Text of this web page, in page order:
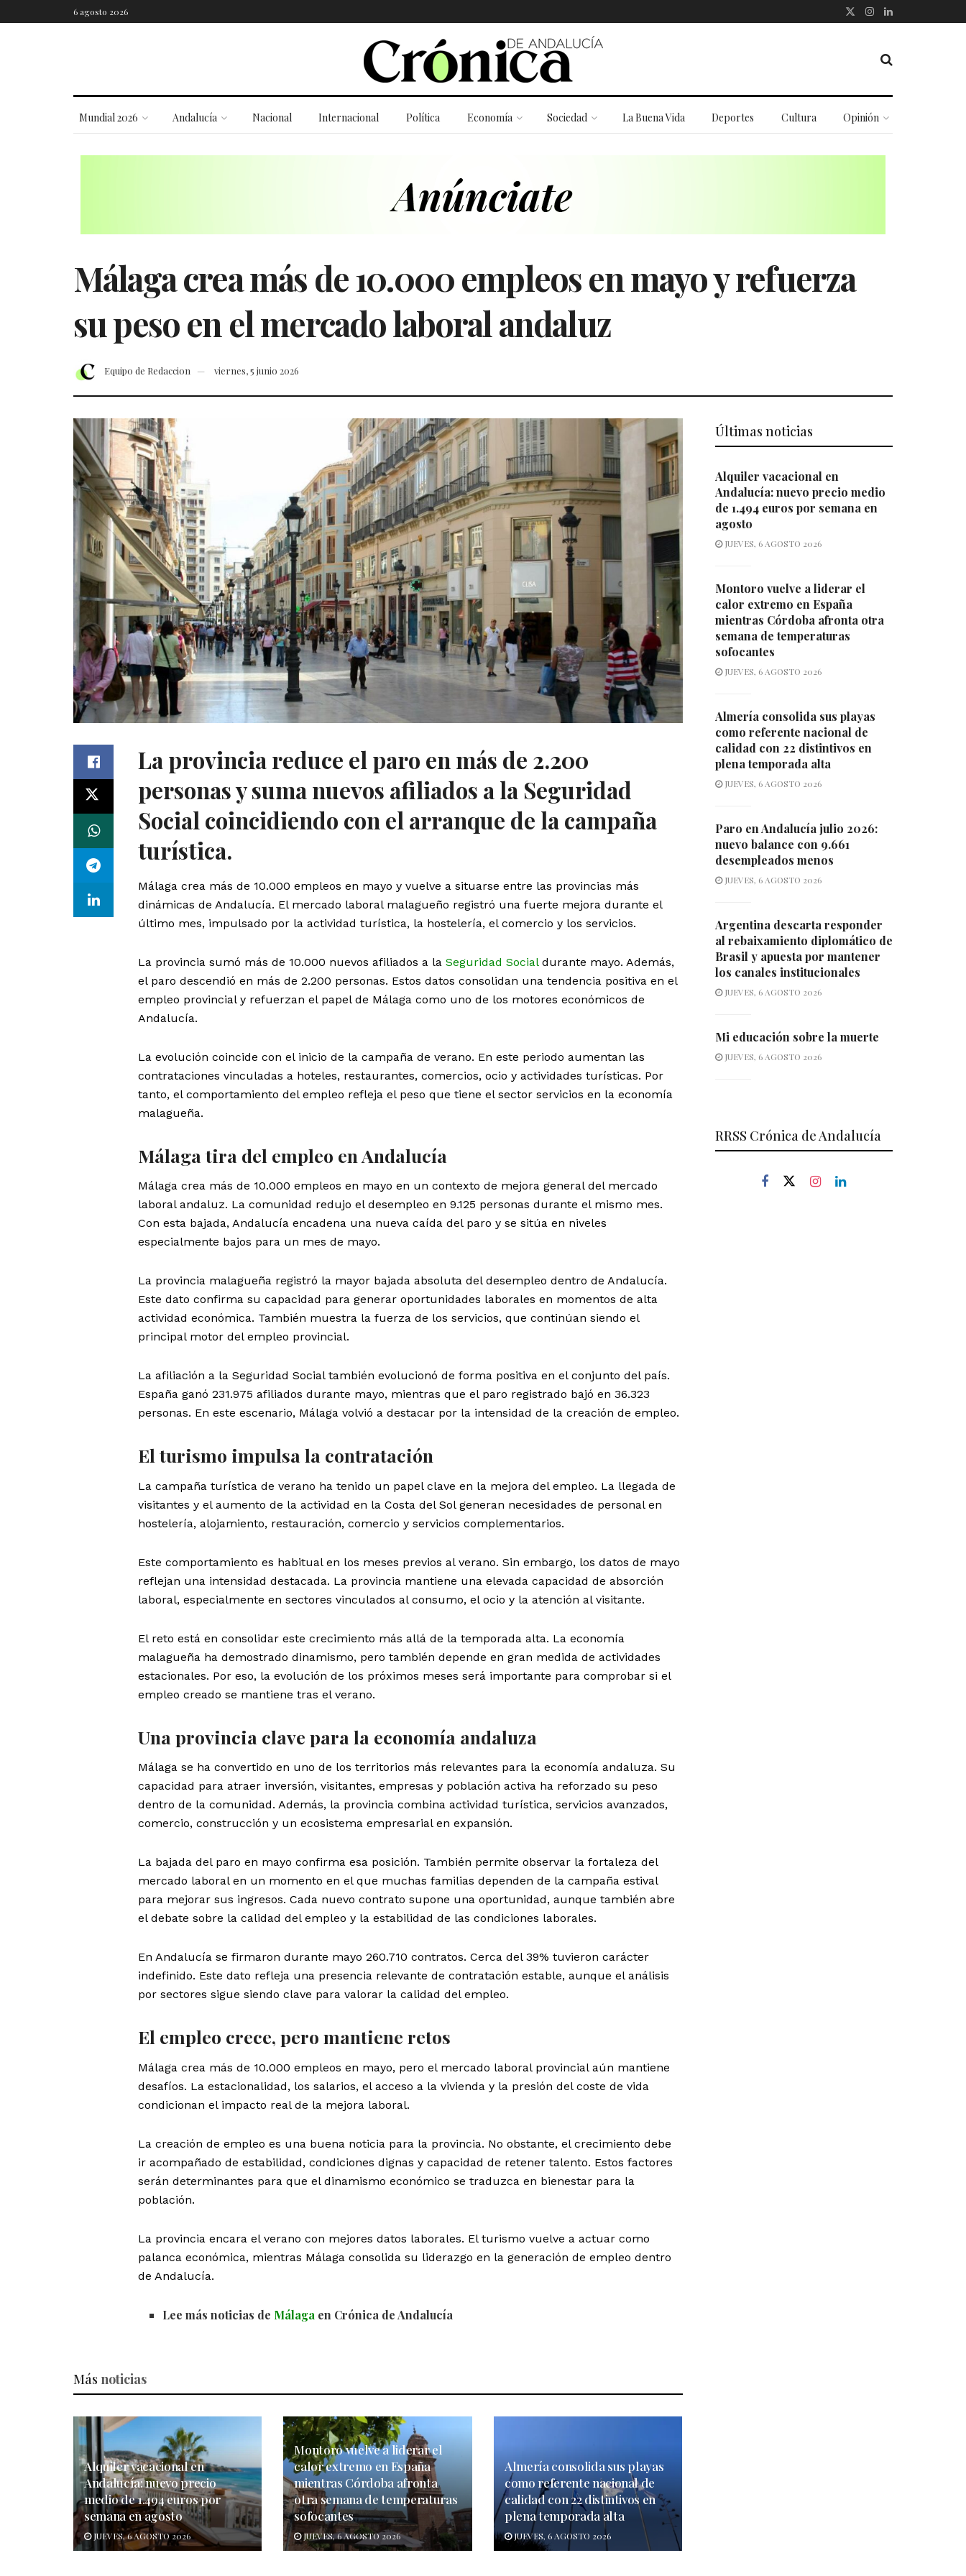
6 agosto 2026
Mundial 2026 Andalucía Nacional Internacional Política Economía Sociedad La Buena Vida Deportes Cultura Opinión
Málaga crea más de 10.000 empleos en mayo y refuerza
su peso en el mercado laboral andaluz
Equipo de Redaccion viernes, 5 junio 2026
La provincia reduce el paro en más de 2.200
personas y suma nuevos afiliados a la Seguridad
Social coincidiendo con el arranque de la campaña
turística.
Málaga crea más de 10.000 empleos en mayo y vuelve a situarse entre las provincias más
dinámicas de Andalucía. El mercado laboral malagueño registró una fuerte mejora durante el
último mes, impulsado por la actividad turística, la hostelería, el comercio y los servicios.
La provincia sumó más de 10.000 nuevos afiliados a la Seguridad Socialdurante mayo. Además,
el paro descendió en más de 2.200 personas. Estos datos consolidan una tendencia positiva en el
empleo provincial y refuerzan el papel de Málaga como uno de los motores económicos de
Andalucía.
La evolución coincide con el inicio de la campaña de verano. En este periodo aumentan las
contrataciones vinculadas a hoteles, restaurantes, comercios, ocio y actividades turísticas. Por
tanto, el comportamiento del empleo refleja el peso que tiene el sector servicios en la economía
malagueña.
Málaga tira del empleo en Andalucía
Málaga crea más de 10.000 empleos en mayo en un contexto de mejora general del mercado
laboral andaluz. La comunidad redujo el desempleo en 9.125 personas durante el mismo mes.
Con esta bajada, Andalucía encadena una nueva caída del paro y se sitúa en niveles
especialmente bajos para un mes de mayo.
La provincia malagueña registró la mayor bajada absoluta del desempleo dentro de Andalucía.
Este dato confirma su capacidad para generar oportunidades laborales en momentos de alta
actividad económica. También muestra la fuerza de los servicios, que continúan siendo el
principal motor del empleo provincial.
La afiliación a la Seguridad Social también evolucionó de forma positiva en el conjunto del país.
España ganó 231.975 afiliados durante mayo, mientras que el paro registrado bajó en 36.323
personas. En este escenario, Málaga volvió a destacar por la intensidad de la creación de empleo.
El turismo impulsa la contratación
La campaña turística de verano ha tenido un papel clave en la mejora del empleo. La llegada de
visitantes y el aumento de la actividad en la Costa del Sol generan necesidades de personal en
hostelería, alojamiento, restauración, comercio y servicios complementarios.
Este comportamiento es habitual en los meses previos al verano. Sin embargo, los datos de mayo
reflejan una intensidad destacada. La provincia mantiene una elevada capacidad de absorción
laboral, especialmente en sectores vinculados al consumo, el ocio y la atención al visitante.
El reto está en consolidar este crecimiento más allá de la temporada alta. La economía
malagueña ha demostrado dinamismo, pero también depende en gran medida de actividades
estacionales. Por eso, la evolución de los próximos meses será importante para comprobar si el
empleo creado se mantiene tras el verano.
Una provincia clave para la economía andaluza
Málaga se ha convertido en uno de los territorios más relevantes para la economía andaluza. Su
capacidad para atraer inversión, visitantes, empresas y población activa ha reforzado su peso
dentro de la comunidad. Además, la provincia combina actividad turística, servicios avanzados,
comercio, construcción y un ecosistema empresarial en expansión.
La bajada del paro en mayo confirma esa posición. También permite observar la fortaleza del
mercado laboral en un momento en el que muchas familias dependen de la campaña estival
para mejorar sus ingresos. Cada nuevo contrato supone una oportunidad, aunque también abre
el debate sobre la calidad del empleo y la estabilidad de las condiciones laborales.
En Andalucía se firmaron durante mayo 260.710 contratos. Cerca del 39% tuvieron carácter
indefinido. Este dato refleja una presencia relevante de contratación estable, aunque el análisis
por sectores sigue siendo clave para valorar la calidad del empleo.
El empleo crece, pero mantiene retos
Málaga crea más de 10.000 empleos en mayo, pero el mercado laboral provincial aún mantiene
desafíos. La estacionalidad, los salarios, el acceso a la vivienda y la presión del coste de vida
condicionan el impacto real de la mejora laboral.
La creación de empleo es una buena noticia para la provincia. No obstante, el crecimiento debe
ir acompañado de estabilidad, condiciones dignas y capacidad de retener talento. Estos factores
serán determinantes para que el dinamismo económico se traduzca en bienestar para la
población.
La provincia encara el verano con mejores datos laborales. El turismo vuelve a actuar como
palanca económica, mientras Málaga consolida su liderazgo en la generación de empleo dentro
de Andalucía.
Lee más noticias de Málaga en Crónica de Andalucía
Más noticias
Alquiler vacacional en
Andalucía: nuevo precio
medio de 1.494 euros por
semana en agosto
JUEVES, 6 AGOSTO 2026
Montoro vuelve a liderar el
calor extremo en España
mientras Córdoba afronta
otra semana de temperaturas
sofocantes
JUEVES, 6 AGOSTO 2026
Almería consolida sus playas
como referente nacional de
calidad con 22 distintivos en
plena temporada alta
JUEVES, 6 AGOSTO 2026
Últimas noticias
Alquiler vacacional en
Andalucía: nuevo precio medio
de 1.494 euros por semana en
agosto
JUEVES, 6 AGOSTO 2026
Montoro vuelve a liderar el
calor extremo en España
mientras Córdoba afronta otra
semana de temperaturas
sofocantes
JUEVES, 6 AGOSTO 2026
Almería consolida sus playas
como referente nacional de
calidad con 22 distintivos en
plena temporada alta
JUEVES, 6 AGOSTO 2026
Paro en Andalucía julio 2026:
nuevo balance con 9.661
desempleados menos
JUEVES, 6 AGOSTO 2026
Argentina descarta responder
al rebaixamiento diplomático de
Brasil y apuesta por mantener
los canales institucionales
JUEVES, 6 AGOSTO 2026
Mi educación sobre la muerte
JUEVES, 6 AGOSTO 2026
RRSS Crónica de Andalucía